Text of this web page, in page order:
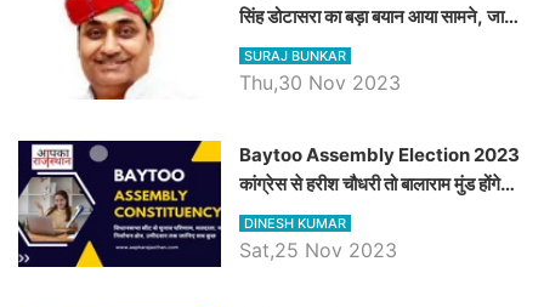
सिंह डोटासरा का बड़ा बयान आया सामने, जानें
विचार
SURAJ BUNKAR
Thu,30 Nov 2023
Baytoo Assembly Election 2023
कांग्रेस से हरीश चौधरी तो बालाराम मुंड होंगे
भाजपा उम्मीदवार, जानिये बायतू विधानसभा
सीट के ताजा समीकरण
DINESH KUMAR
Sat,25 Nov 2023